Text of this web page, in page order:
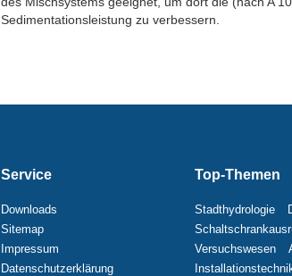
Sedimentationsleistung zu verbessern.
Service
Downloads
Sitemap
Impressum
Datenschutzerklärung
Top-Themen
Stadthydrologie
Versuchswesen